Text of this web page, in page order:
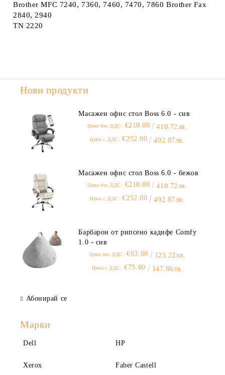
Brother MFC 7240, 7360, 7460, 7470, 7860 Brother Fax
2840, 2940
TN 2220
Нови продукти
Масажен офис стол Boss 6.0 - сив
Цена без ДДС: €210.00 410.72лв.
Цена с ДДС: €252.00 492.87лв.
Масажен офис стол Boss 6.0 - бежов
Цена без ДДС: €210.00 410.72лв.
Цена с ДДС: €252.00 492.87лв.
Барбарон от рипсено кадифе Comfy
1.0 - сив
Цена без ДДС: €63.00 123.22лв.
Цена с ДДС: €75.60 147.86лв.
Абонирай се
Марки
Dell HP
Xerox Faber Castell